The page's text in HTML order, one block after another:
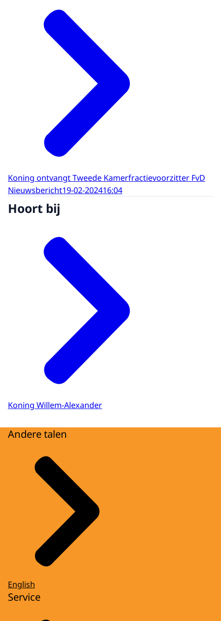
Koning ontvangt Tweede Kamerfractievoorzitter FvD
Nieuwsbericht19-02-202416:04
Hoort bij
Koning Willem-Alexander
Andere talen
English
Service